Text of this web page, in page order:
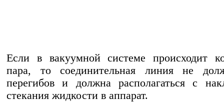
Если в вакуумной системе происходит
пара, то соединительная линия не
перегибов и должна располагаться с
стекания жидкости в аппарат.